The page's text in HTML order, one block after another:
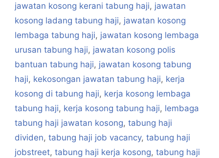
jawatan kosong kerani tabung haji, jawatan
kosong ladang tabung haji, jawatan kosong
lembaga tabung haji, jawatan kosong lembaga
urusan tabung haji, jawatan kosong polis
bantuan tabung haji, jawatan kosong tabung
haji, kekosongan jawatan tabung haji, kerja
kosong di tabung haji, kerja kosong lembaga
tabung haji, kerja kosong tabung haji, lembaga
tabung haji jawatan kosong, tabung haji
dividen, tabung haji job vacancy, tabung haji
jobstreet, tabung haji kerja kosong, tabung haji